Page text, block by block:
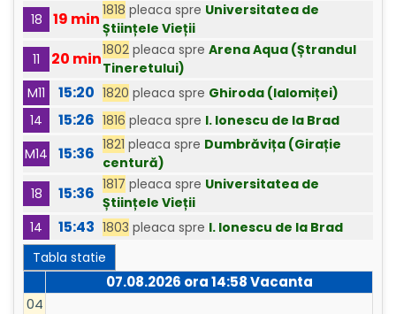
18
19 min 1818 pleaca spre Universitatea de
Științele Vieții
11
20 min1802 pleaca spre Arena Aqua (Ștrandul
Tineretului)
M11
15:20 1820 pleaca spre Ghiroda (Ialomiței)
14
15:26 1816 pleaca spre I. Ionescu de la Brad
M14
15:36 1821 pleaca spre Dumbrăvița (Girație
centură)
18
15:36 1817 pleaca spre Universitatea de
Științele Vieții
14
15:43 1803 pleaca spre I. Ionescu de la Brad
Tabla statie
07.08.2026 ora14:58Vacanta
04